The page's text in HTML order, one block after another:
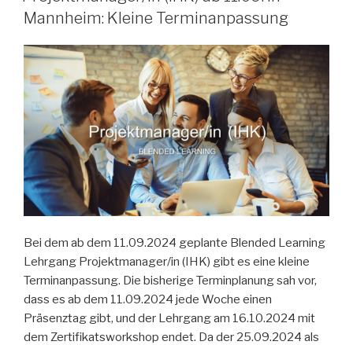
Mannheim: Kleine Terminanpassung
Bei dem ab dem 11.09.2024 geplante Blended Learning
Lehrgang Projektmanager/in (IHK) gibt es eine kleine
Terminanpassung. Die bisherige Terminplanung sah vor,
dass es ab dem 11.09.2024 jede Woche einen
Präsenztag gibt, und der Lehrgang am 16.10.2024 mit
dem Zertifikatsworkshop endet. Da der 25.09.2024 als